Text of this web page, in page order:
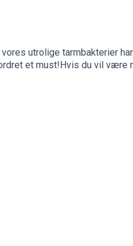
utrolige tarmbakterier
et must!Hvis du vil være
kan også tjekke vores
on live bacteria in
Estimates for the Number
for long-term monitoring